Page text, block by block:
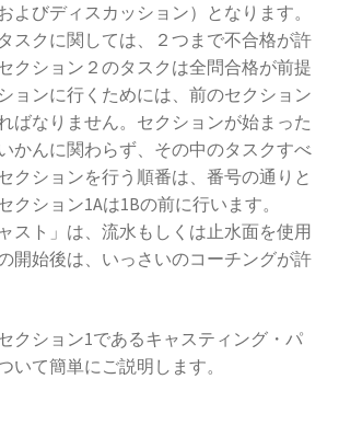
よびディスカッション）となります。
スクに関しては、２つまで不合格が許
クション２のタスクは全問合格が前提
ョンに行くためには、前のセクション
ばなりません。セクションが始まった
かんに関わらず、その中のタスクすべ
クションを行う順番は、番号の通りと
クション1Aは1Bの前に行います。
スト」は、流水もしくは止水面を使用
開始後は、いっさいのコーチングが許
クション1であるキャスティング・パ
いて簡単にご説明します。